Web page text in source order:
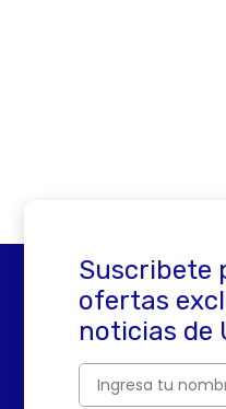
Suscribete
ofertas
noticias de